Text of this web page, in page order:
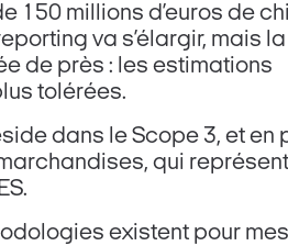
150 millions d’euros de
va s’élargir, mais
de près : les estimations
tolérées.
dans le Scope 3, et en
qui
existent pour